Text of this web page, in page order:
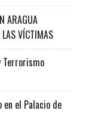
ARAGUA
VÍCTIMAS
Terrorismo
el Palacio de